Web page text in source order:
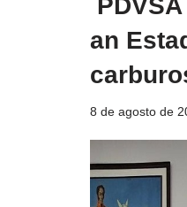
an
8 de agosto de